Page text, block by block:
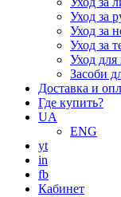
Уход за
Уход за
Уход за
Уход
Засоби
Доставка и
Где купить?
UA
ENG
yt
in
fb
Кабинет